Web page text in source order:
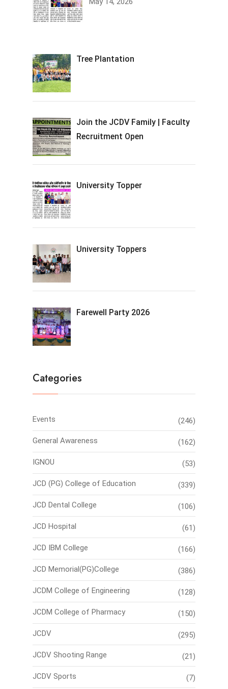
Tree Plantation
Join the JCDV Family | Faculty
Recruitment Open
University Topper
University Toppers
Farewell Party 2026
Categories
Events (246)
General Awareness (162)
IGNOU (53)
JCD (PG) College of Education (339)
JCD Dental College (106)
JCD Hospital (61)
JCD IBM College (166)
JCD Memorial(PG)College (386)
JCDM College of Engineering (128)
JCDM College of Pharmacy (150)
JCDV (295)
JCDV Shooting Range (21)
JCDV Sports (7)